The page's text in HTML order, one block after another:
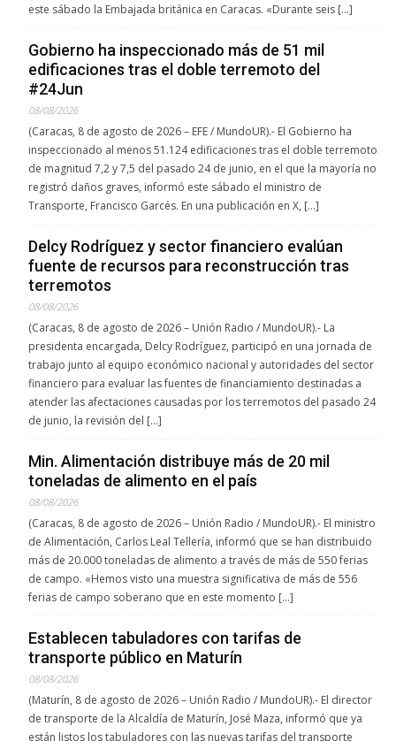
este sábado la Embajada británica en Caracas. «Durante seis […]
Gobierno ha inspeccionado más de 51 mil
edificaciones tras el doble terremoto del
#24Jun
08/08/2026
(Caracas, 8 de agosto de 2026 – EFE / MundoUR).- El Gobierno ha
inspeccionado al menos 51.124 edificaciones tras el doble terremoto
de magnitud 7,2 y 7,5 del pasado 24 de junio, en el que la mayoría no
registró daños graves, informó este sábado el ministro de
Transporte, Francisco Garcés. En una publicación en X, […]
Delcy Rodríguez y sector financiero evalúan
fuente de recursos para reconstrucción tras
terremotos
08/08/2026
(Caracas, 8 de agosto de 2026 – Unión Radio / MundoUR).- La
presidenta encargada, Delcy Rodríguez, participó en una jornada de
trabajo junto al equipo económico nacional y autoridades del sector
financiero para evaluar las fuentes de financiamiento destinadas a
atender las afectaciones causadas por los terremotos del pasado 24
de junio, la revisión del […]
Min. Alimentación distribuye más de 20 mil
toneladas de alimento en el país
08/08/2026
(Caracas, 8 de agosto de 2026 – Unión Radio / MundoUR).- El ministro
de Alimentación, Carlos Leal Tellería, informó que se han distribuido
más de 20.000 toneladas de alimento a través de más de 550 ferias
de campo. «Hemos visto una muestra significativa de más de 556
ferias de campo soberano que en este momento […]
Establecen tabuladores con tarifas de
transporte público en Maturín
08/08/2026
(Maturín, 8 de agosto de 2026 – Unión Radio / MundoUR).- El director
de transporte de la Alcaldía de Maturín, José Maza, informó que ya
están listos los tabuladores con las nuevas tarifas del transporte